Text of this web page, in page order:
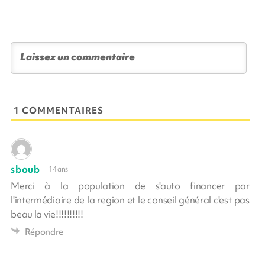
1 COMMENTAIRES
sboub 14 ans
Merci à la population de s'auto financer par
l'intermédiaire de la region et le conseil général c'est pas
beau la vie!!!!!!!!!!
Répondre